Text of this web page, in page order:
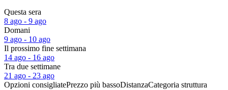
Questa sera
8 ago - 9 ago
Domani
9 ago - 10 ago
Il prossimo fine settimana
14 ago - 16 ago
Tra due settimane
21 ago - 23 ago
Opzioni consigliatePrezzo più bassoDistanzaCategoria struttura